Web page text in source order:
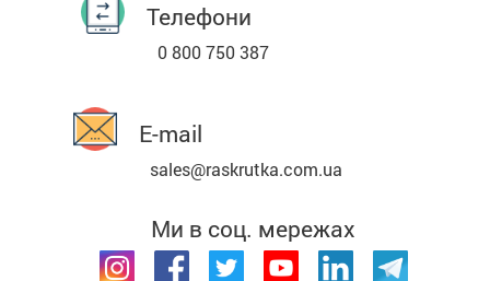
Телефони
0 800 750 387
E-mail
sales@raskrutka.com.ua
Ми в соц. мережах